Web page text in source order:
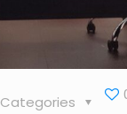
Categories